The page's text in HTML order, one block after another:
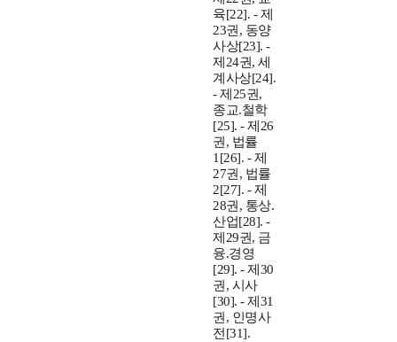
육[22]. - 제
23권, 동양
사상[23]. -
제24권, 세
계사상[24].
- 제25권,
종교.철학
[25]. - 제26
권, 법률
1[26]. - 제
27권, 법률
2[27]. - 제
28권, 통상.
산업[28]. -
제29권, 금
융.경영
[29]. - 제30
권, 시사
[30]. - 제31
권, 인명사
전[31].